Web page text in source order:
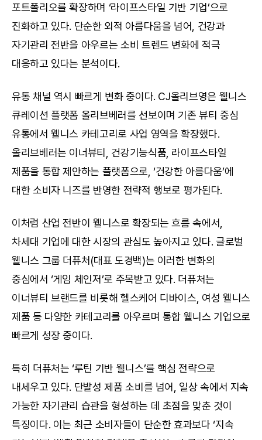
포트폴리오를 확장하며 ‘라이프스타일 기반 기업’으로
진화하고 있다. 단순한 외적 아름다움을 넘어, 건강과
자기관리 전반을 아우르는 소비 트렌드 변화에 적극
대응하고 있다는 분석이다.
유통 채널 역시 빠르게 변화 중이다. CJ올리브영은 웰니스
큐레이션 플랫폼 올리브베러를 선보이며 기존 뷰티 중심
유통에서 웰니스 카테고리로 사업 영역을 확장했다.
올리브베러는 이너뷰티, 건강기능식품, 라이프스타일
제품을 통합 제안하는 플랫폼으로, ‘건강한 아름다움’에
대한 소비자 니즈를 반영한 전략적 행보로 평가된다.
이처럼 산업 전반이 웰니스로 확장되는 흐름 속에서,
차세대 기업에 대한 시장의 관심도 높아지고 있다. 글로벌
웰니스 그룹 더퓨처(대표 도경백)는 이러한 변화의
중심에서 ‘게임 체인저’로 주목받고 있다. 더퓨처는
이너뷰티 브랜드를 비롯해 헬스케어 디바이스, 여성 웰니스
제품 등 다양한 카테고리를 아우르며 통합 웰니스 기업으로
빠르게 성장 중이다.
특히 더퓨처는 ‘루틴 기반 웰니스’를 핵심 전략으로
내세우고 있다. 단발성 제품 소비를 넘어, 일상 속에서 지속
가능한 자기관리 습관을 형성하는 데 초점을 맞춘 것이
특징이다. 이는 최근 소비자들이 단순한 효과보다 ‘지속